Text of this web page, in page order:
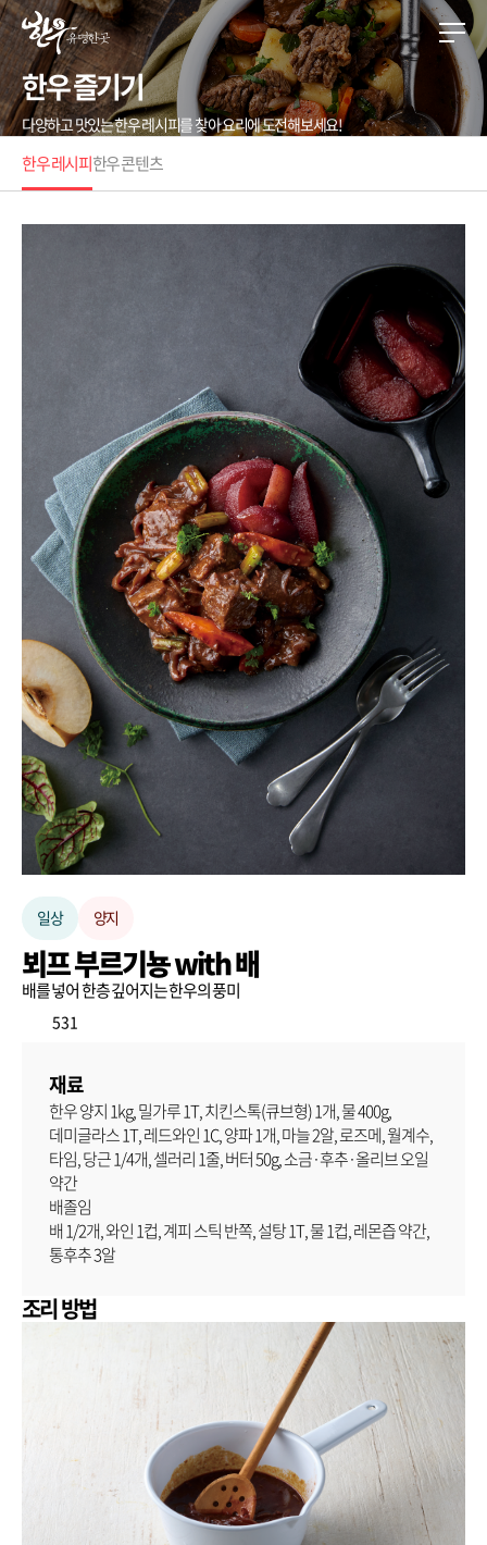
한우 즐기기
다양하고 맛있는 한우 레시피를 찾아 요리에 도전해보세요!
한우 레시피한우 콘텐츠
일상 양지
뵈프 부르기뇽 with 배
배를 넣어 한층 깊어지는 한우의 풍미
531
재료
한우 양지 1kg, 밀가루 1T, 치킨스톡(큐브형) 1개, 물 400g,
데미글라스 1T, 레드와인 1C, 양파 1개, 마늘 2알, 로즈메, 월계수,
타임, 당근 1/4개, 셀러리 1줄, 버터 50g, 소금·후추·올리브 오일
약간
배졸임
배 1/2개, 와인 1컵, 계피 스틱 반쪽, 설탕 1T, 물 1컵, 레몬즙 약간,
통후추 3알
조리 방법